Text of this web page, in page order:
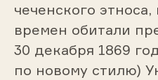
чеченского
времен обитали
30 декабря 1869
по новому стилю)